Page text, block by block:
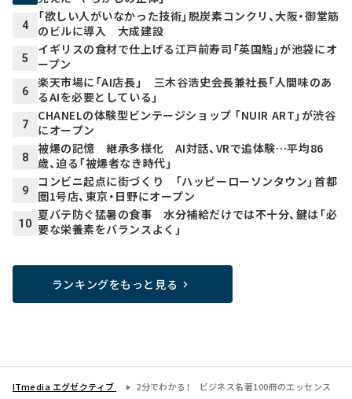
4
「欲しい人がいなかった技術」脱炭素コンクリ、大阪・御堂筋
のビルに導入 大成建設
5
イギリスの食材で仕上げる江戸前寿司「英国鮨」が池袋にオ
ープン
6
楽天市場に「AI店長」 三木谷浩史会長兼社長「人間味のあ
るAIを必要としている」
7
CHANELの体験型ビンテージショップ 「NUIR ART」が渋谷
にオープン
8
被爆の記憶 継承多様化 AI対話、VRで追体験…平均86
歳、迫る「被爆者なき時代」
9
コンビニ起点に街づくり 「ハッピーローソンタウン」首都
圏1号店、東京・日野にオープン
10
夏バテ防ぐ猛暑の食事 水分補給だけでは不十分、鍵は「必
要な栄養素をバランスよく」
ランキングをもっと見る
ITmedia エグゼクティブ 2分でわかる！ ビジネス名著100冊のエッセンス